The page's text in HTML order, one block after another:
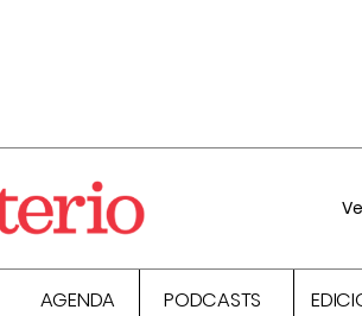
AGENDA PODCASTS